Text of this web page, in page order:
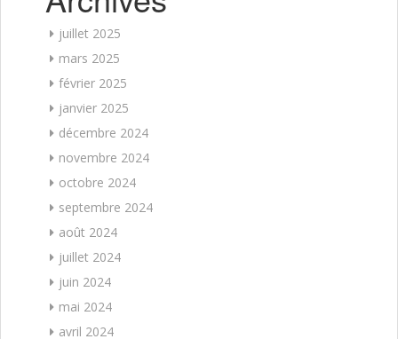
juillet 2025
mars 2025
février 2025
janvier 2025
décembre 2024
novembre 2024
octobre 2024
septembre 2024
août 2024
juillet 2024
juin 2024
mai 2024
avril 2024